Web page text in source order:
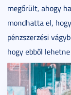
megőrült, ahogy
mondhatta el,
pénzszerzési
hogy ebből